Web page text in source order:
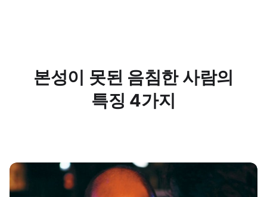
본성이 못된 음침한 사람의
특징 4가지